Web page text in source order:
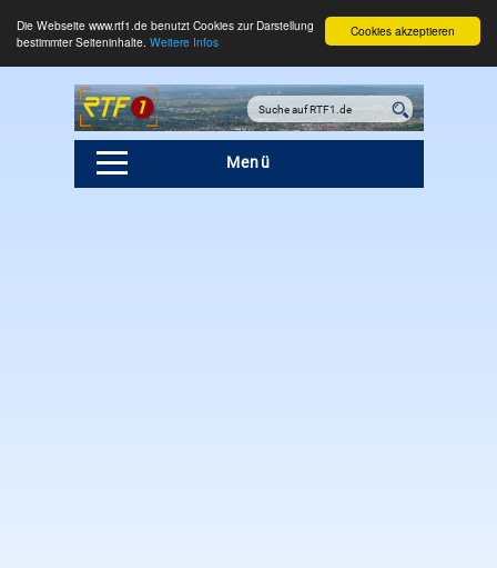
Cookies akzeptieren
Die Webseite www.rtf1.de benutzt Cookies zur Darstellung
bestimmter Seiteninhalte. Weitere Infos
Menü